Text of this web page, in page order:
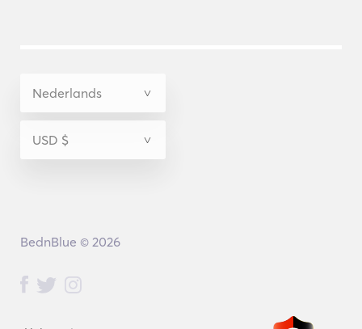
BednBlue © 2026